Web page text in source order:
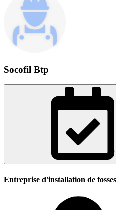
Socofil Btp
Entreprise d'installation de